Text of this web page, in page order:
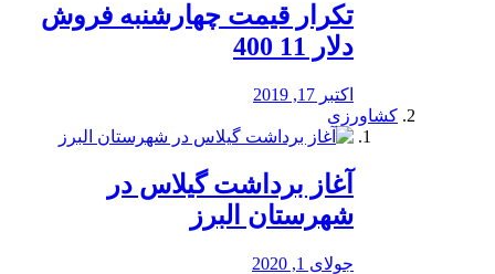
تکرار قیمت چهارشنبه فروش
دلار 11 400
اکتبر 17, 2019
کشاورزی
آغاز برداشت گیلاس در
شهرستان البرز
جولای 1, 2020